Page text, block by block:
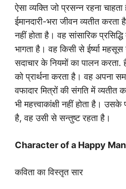
ऐसा व्यक्ति जो प्रसन्न रहना
ईमानदारी-भरा जीवन व्यतीत
नहीं होता है। वह सांसारिक
भागता है। वह किसी से ईर्ष्या
सदाचार के नियमों का पालन करता.
को प्रार्थना करता है। वह अपना
वफादार मित्रों की संगति में
भी महत्त्वाकांक्षी नहीं होता है।
है, वह उसी से सन्तुष्ट रहता है।
Character of a Happy
कविता का विस्तृत सार